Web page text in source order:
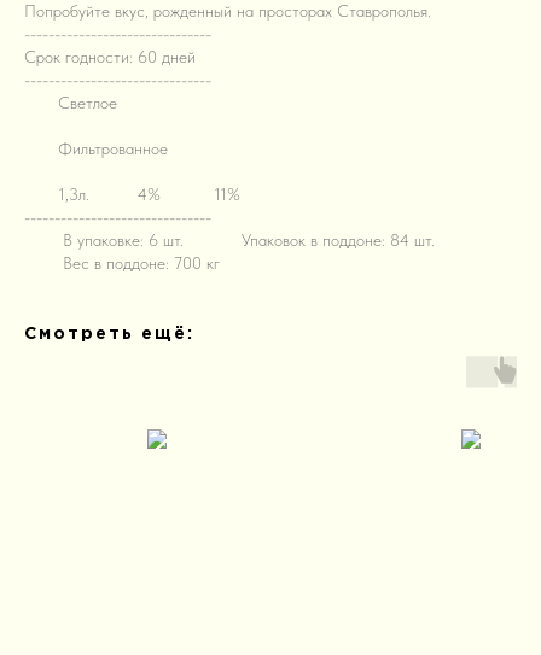
Попробуйте вкус, рожденный на просторах Ставрополья.
-------------------------------
Срок годности: 60 дней
-------------------------------
Светлое
Фильтрованное
1,3л. 4%
11%
-------------------------------
В упаковке: 6 шт.
Упаковок в поддоне: 84 шт.
Вес в поддоне: 700 кг
Смотреть ещё: